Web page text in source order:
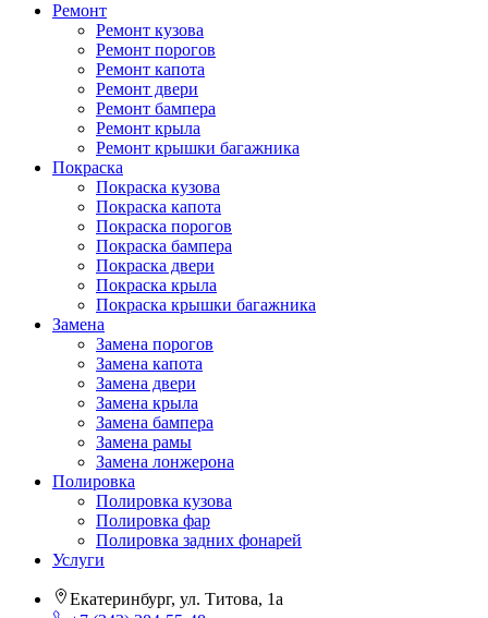
Ремонт
Ремонт кузова
Ремонт порогов
Ремонт капота
Ремонт двери
Ремонт бампера
Ремонт крыла
Ремонт крышки багажника
Покраска
Покраска кузова
Покраска капота
Покраска порогов
Покраска бампера
Покраска двери
Покраска крыла
Покраска крышки багажника
Замена
Замена порогов
Замена капота
Замена двери
Замена крыла
Замена бампера
Замена рамы
Замена лонжерона
Полировка
Полировка кузова
Полировка фар
Полировка задних фонарей
Услуги
Екатеринбург, ул. Титова, 1а